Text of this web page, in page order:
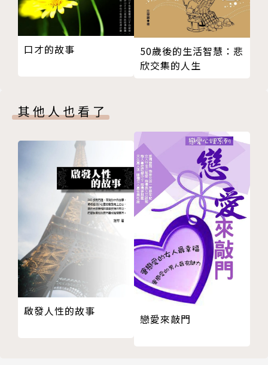
無須長篇大論，只要說故事、例子、親身經驗，即使為
人生失敗經驗卻遠比成功論述，更能直指人心。
織田紀香這本精采好書，讓我從作者自序一路看到尾，
點頭如搗蒜，篇篇同我心，心有戚戚焉，共鳴似漣漪。
職場哪有永遠的勝利？這本新書用獨特的觀點，教你將
職場的困境和挫折，轉化成實戰的動能和力量，失敗也
可成為正能量。
──三立新媒體事業部副總經理 藍宜楨
• 在不知道別人背後付出多少努力之前，選擇觀察、
了解以及注視；知道別人背後付出多少努力之後，選擇
支持、鼓勵以及尊敬。
• 事情，不要永遠都挑簡單的來做，安逸舒適久了，
人也會變得軟弱無力。偶而挑戰一下自己，看看底限到
哪裡，這才能摸索出自己還有多少能耐與水準可以提
升。
• 有時候，不是因為怕做不好而感到壓力大，而是因
08 換個磁極不再相斥──從個別主觀進入團隊合作
Part 3 邁向目標，能妥協：突破不是用說的，要行動
01 當找來的員工都可以替換，真正要換掉的是你
02 經營管理，關鍵在人的溝通協調
03 想要別人認同你的專業？閉嘴，做事！
05 成為優秀的專業人士前，先學會做人
07 信念，單純的向目標前進
08 指導棋你會下嗎？當主管該做的準備
Part 4 不斷學習，能順勢：沒有完美決策，但有最適
01 不懂要學，而不是裝懂
02 解決問題的唯一辦法
03 成為開創性人才，首重突破限制框架
04 想要在工作中尋開心，免了吧！
05 人們在乎的是你的能力，而非名片上的頭銜
06 遠離這十件事，你就不是職場白目人
07 人生到達的高度，由你的好奇心決定
08 不被框限，不被唱衰，看重自己勇敢驅策向前
口才的故事
50歲後的生活智慧：悲
欣交集的人生
其他人也看了
啟發人性的故事
戀愛來敲門